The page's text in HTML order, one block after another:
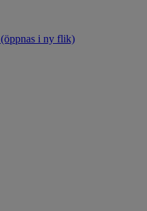
(öppnas i ny flik)